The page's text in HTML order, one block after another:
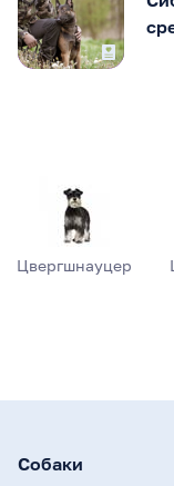
Цвергшнауцер
Собаки